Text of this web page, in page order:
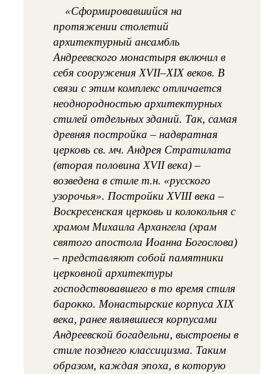
«Сформировавшийся на
протяжении столетий
архитектурный ансамбль
Андреевского монастыря включил в
себя сооружения XVII–XIX веков. В
связи с этим комплекс отличается
неоднородностью архитектурных
стилей отдельных зданий. Так, самая
древняя постройка – надвратная
церковь св. мч. Андрея Стратилата
(вторая половина XVII века) –
возведена в стиле т.н. «русского
узорочья». Постройки XVIII века –
Воскресенская церковь и колокольня с
храмом Михаила Архангела (храм
святого апостола Иоанна Богослова)
– представляют собой памятники
церковной архитектуры
господствовавшего в то время стиля
барокко. Монастырские корпуса XIX
века, ранее являвшиеся корпусами
Андреевской богадельни, выстроены в
стиле позднего классицизма. Таким
образом, каждая эпоха, в которую